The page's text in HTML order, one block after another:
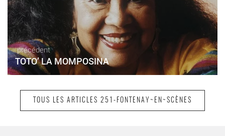
précédent
TOTO’ LA MOMPOSINA
TOUS LES ARTICLES 251-FONTENAY~EN~SCÈNES